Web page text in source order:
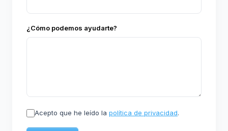
¿Cómo podemos ayudarte?
Acepto que he leído la política de privacidad.